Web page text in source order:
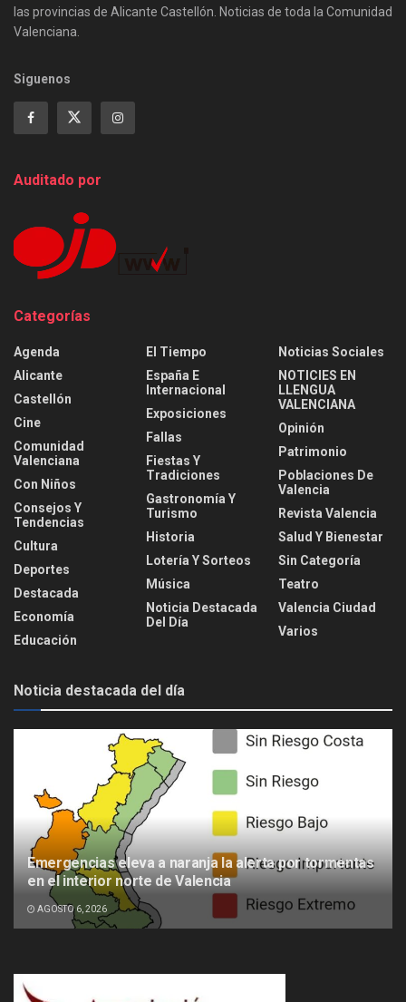
las provincias de Alicante Castellón. Noticias de toda la Comunidad
Valenciana.
Siguenos
Auditado por
Categorías
Agenda
Alicante
Castellón
Cine
Comunidad
Valenciana
Con Niños
Consejos Y
Tendencias
Cultura
Deportes
Destacada
Economía
Educación
El Tiempo
España E
Internacional
Exposiciones
Fallas
Fiestas Y
Tradiciones
Gastronomía Y
Turismo
Historia
Lotería Y Sorteos
Música
Noticia Destacada
Del Día
Noticias Sociales
NOTICIES EN
LLENGUA
VALENCIANA
Opinión
Patrimonio
Poblaciones De
Valencia
Revista Valencia
Salud Y Bienestar
Sin Categoría
Teatro
Valencia Ciudad
Varios
Noticia destacada del día
Emergencias eleva a naranja la alerta por tormentas
en el interior norte de Valencia
AGOSTO 6, 2026